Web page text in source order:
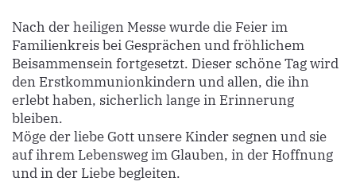
Nach der heiligen Messe wurde die Feier im
Familienkreis bei Gesprächen und fröhlichem
Beisammensein fortgesetzt. Dieser schöne Tag wird
den Erstkommunionkindern und allen, die ihn
erlebt haben, sicherlich lange in Erinnerung
bleiben.
Möge der liebe Gott unsere Kinder segnen und sie
auf ihrem Lebensweg im Glauben, in der Hoffnung
und in der Liebe begleiten.